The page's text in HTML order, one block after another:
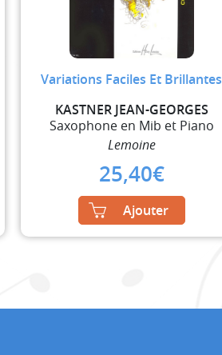
Variations Faciles Et Brillantes
KASTNER JEAN-GEORGES
Saxophone en Mib et Piano
Lemoine
25,40€
Ajouter